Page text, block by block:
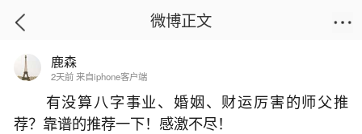
首页
八字日干己土人2026年运程
微博正文
鹿森
2天前 来自iphone客户端
有没算八字事业、婚姻、财运厉害的师父推
荐？靠谱的推荐一下！感激不尽！